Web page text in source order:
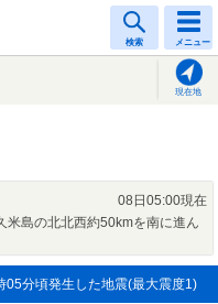
検索 メニュー
現在地
08日05:00現在
米島の北北西約50kmを南に進ん
05分頃発生した地震(最大震度1)